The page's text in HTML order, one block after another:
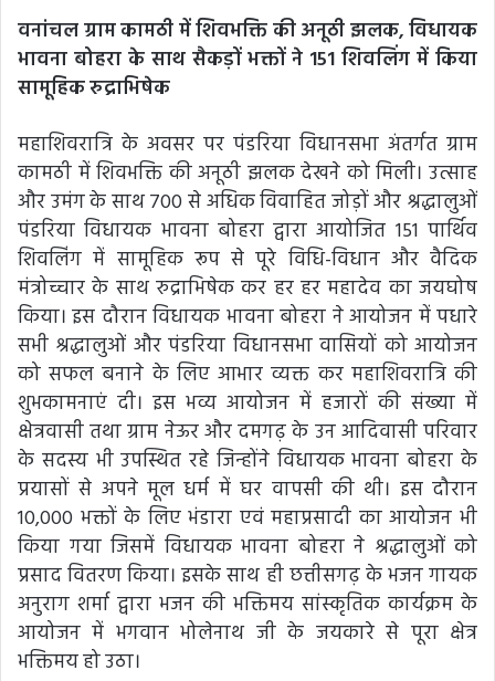
वनांचल ग्राम कामठी में शिवभक्ति की अनूठी झलक, विधायक
भावना बोहरा के साथ सैकड़ों भक्तों ने 151 शिवलिंग में किया
सामूहिक रुद्राभिषेक
महाशिवरात्रि के अवसर पर पंडरिया विधानसभा अंतर्गत ग्राम
कामठी में शिवभक्ति की अनूठी झलक देखने को मिली। उत्साह
और उमंग के साथ 700 से अधिक विवाहित जोड़ों और श्रद्धालुओं
पंडरिया विधायक भावना बोहरा द्वारा आयोजित 151 पार्थिव
शिवलिंग में सामूहिक रूप से पूरे विधि-विधान और वैदिक
मंत्रोच्चार के साथ रुद्राभिषेक कर हर हर महादेव का जयघोष
किया। इस दौरान विधायक भावना बोहरा ने आयोजन में पधारे
सभी श्रद्धालुओं और पंडरिया विधानसभा वासियों को आयोजन
को सफल बनाने के लिए आभार व्यक्त कर महाशिवरात्रि की
शुभकामनाएं दी। इस भव्य आयोजन में हजारों की संख्या में
क्षेत्रवासी तथा ग्राम नेऊर और दमगढ़ के उन आदिवासी परिवार
के सदस्य भी उपस्थित रहे जिन्होंने विधायक भावना बोहरा के
प्रयासों से अपने मूल धर्म में घर वापसी की थी। इस दौरान
10,000 भक्तों के लिए भंडारा एवं महाप्रसादी का आयोजन भी
किया गया जिसमें विधायक भावना बोहरा ने श्रद्धालुओं को
प्रसाद वितरण किया। इसके साथ ही छत्तीसगढ़ के भजन गायक
अनुराग शर्मा द्वारा भजन की भक्तिमय सांस्कृतिक कार्यक्रम के
आयोजन में भगवान भोलेनाथ जी के जयकारे से पूरा क्षेत्र
भक्तिमय हो उठा।